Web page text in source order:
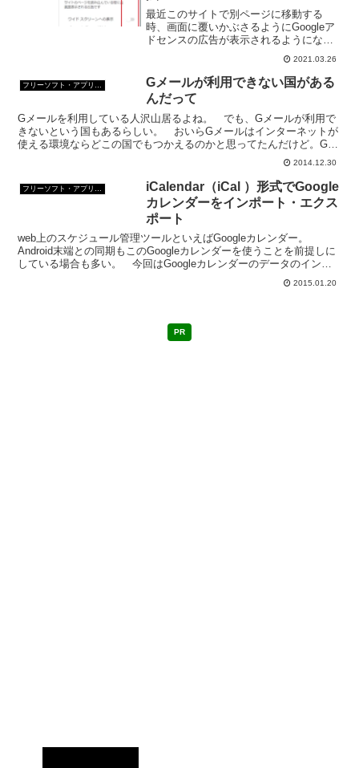
最近このサイトで別ページに移動する
時、画面に覆いかぶさるようにGoogleア
ドセンスの広告が表示されるようになっ
た。広告の表示設定した覚えがないの
に、一体なぜ表示される？自分で見ても
うっとおしい。ページ移動時の広告表示
を中止にしたい！
2021.03.26
Gメールが利用できない国がある
んだって
Gメールを利用している人沢山居るよね。 でも、Gメールが利用で
きないという国もあるらしい。 おいらGメールはインターネットが
使える環境ならどこの国でもつかえるのかと思ってたんだけど。Gメ
ールが利用できない国 キューバ、イラン、北朝鮮、スーダ...2014.12.30
iCalendar（iCal ）形式でGoogle
カレンダーをインポート・エクス
ポート
web上のスケジュール管理ツールといえばGoogleカレンダー。
Android末端との同期もこのGoogleカレンダーを使うことを前提しに
している場合も多い。 今回はGoogleカレンダーのデータのインポ
2015.01.20
PR